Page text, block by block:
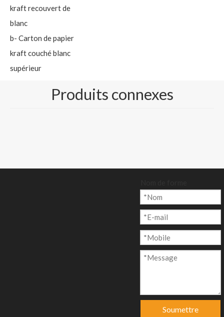
kraft recouvert de
blanc
b- Carton de papier
kraft couché blanc
supérieur
couché à dos kraftProduits connexes
Soumettre